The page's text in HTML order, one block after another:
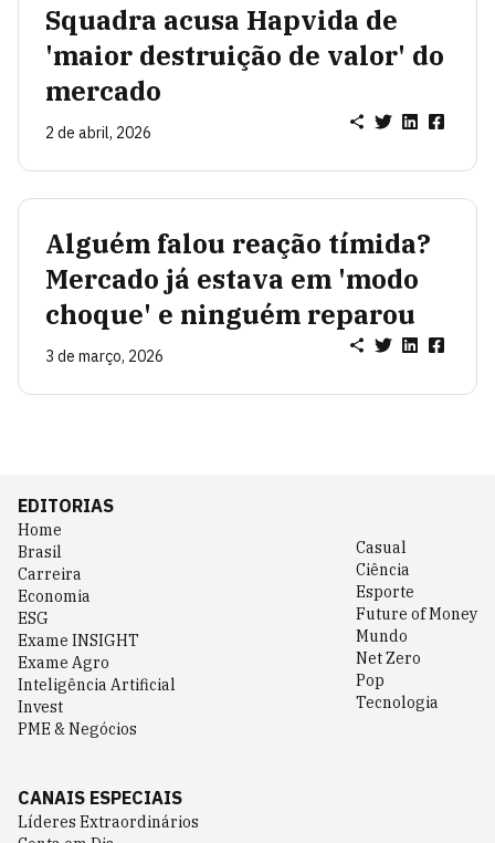
Squadra acusa Hapvida de
'maior destruição de valor' do
mercado
2 de abril, 2026
Alguém falou reação tímida?
Mercado já estava em 'modo
choque' e ninguém reparou
3 de março, 2026
EDITORIAS
Home
Brasil
Carreira
Economia
ESG
Exame INSIGHT
Exame Agro
Inteligência Artificial
Invest
PME & Negócios
Casual
Ciência
Esporte
Future of Money
Mundo
Net Zero
Pop
Tecnologia
CANAIS ESPECIAIS
Líderes Extraordinários